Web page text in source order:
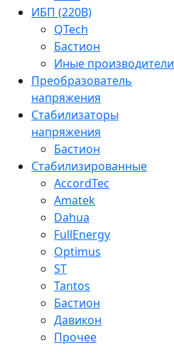
ИБП (220В)
QTech
Бастион
Иные производители
Преобразователь
напряжения
Стабилизаторы
напряжения
Бастион
Стабилизированные
AccordTec
Amatek
Dahua
FullEnergy
Optimus
ST
Tantos
Бастион
Давикон
Прочее